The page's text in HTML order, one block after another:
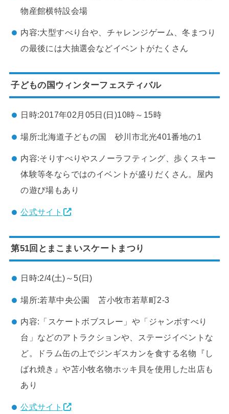
物産館横特設会場
内容:大型すべり台や、チャレンジゲーム、冬まつり
の最後には大抽選会などイベントがたくさん
子どもの国ウィンターフェスティバル
日時:2017年02月05日(日)10時～15時
場所:北海道子どもの国 砂川市北光401番地の1
内容:そりすべりやスノーラフティング、歩くスキー
体験等冬ならではのイベントが盛りだくさん。屋内
の遊び場もあり
公式サイト
第51回とまこまいスケートまつり
日時:2/4(土)～5(日)
場所:若草中央公園 苫小牧市若草町2-3
内容:「スケートボブスレー」や「ジャンボすべり
台」などのアトラクションや、ステージイベントな
ど。ドラム缶の上でジンギスカンを食する名物『し
ばれ焼き』や苫小牧名物ホッキ貝を使用した出店も
あり
公式サイト